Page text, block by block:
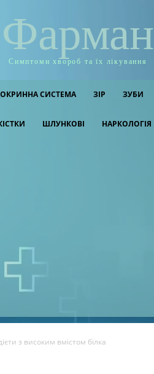
Фарман
Симптоми хвороб та їх лікування
СИСТЕМА ЗІР ЗУБИ
ШЛУНКОВІ НАРКОЛОГІЯ
з високим вмістом білка